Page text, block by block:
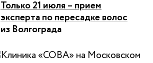
Только 21 июля – прием
эксперта по пересадке волос
из Волгограда